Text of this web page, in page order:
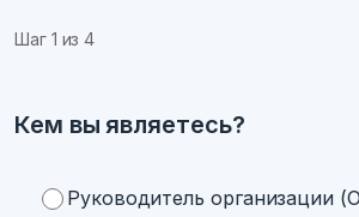
Шаг 1 из 4
Кем вы являетесь?
Руководитель организации